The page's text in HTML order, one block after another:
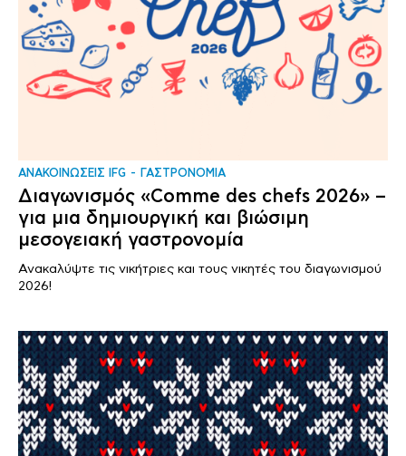
ΑΝΑΚΟΙΝΩΣΕΙΣ IFG ΓΑΣΤΡΟΝΟΜΙΑ
Διαγωνισμός «Comme des chefs 2026» –
για μια δημιουργική και βιώσιμη
μεσογειακή γαστρονομία
Ανακαλύψτε τις νικήτριες και τους νικητές του διαγωνισμού
2026!